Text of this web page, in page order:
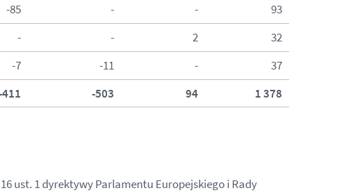
-85 - -
93
- - 2
32
-7 -11 -
37
-503 94 1 378
ust. 1 dyrektywy Parlamentu Europejskiego i Rady